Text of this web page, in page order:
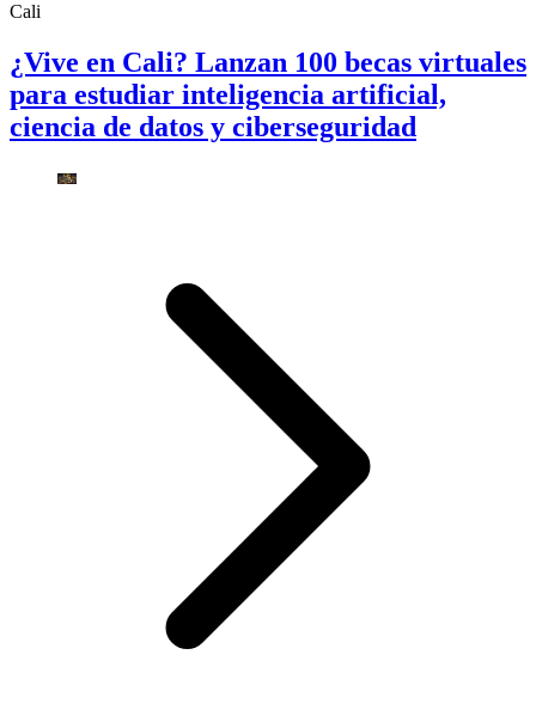
Cali
¿Vive en Cali? Lanzan 100 becas virtuales
para estudiar inteligencia artificial,
ciencia de datos y ciberseguridad